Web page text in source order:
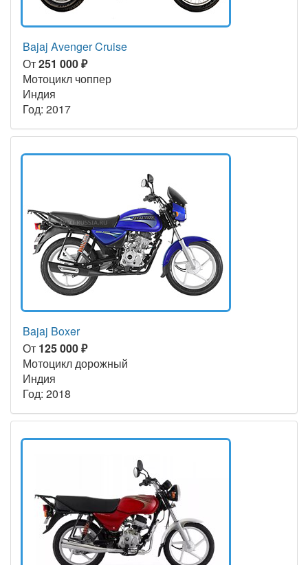
Bajaj Avenger Cruise
От251 000 ₽
Мотоцикл чоппер
Индия
Год: 2017
Bajaj Boxer
От 125 000 ₽
Мотоцикл дорожный
Индия
Год: 2018